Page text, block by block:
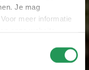
Je mag
meer informatie